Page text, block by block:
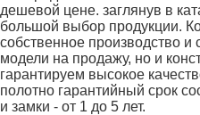
дешевой цене. заглянув в
большой выбор продукции.
собственное производство и
модели на продажу, но и
гарантируем высокое
полотно гарантийный срок
и замки - от 1 до 5 лет.